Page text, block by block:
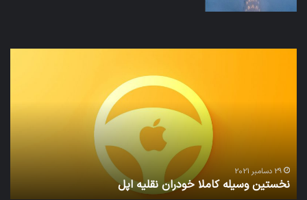
29 دسامبر 2021
نخستین وسیله کاملا خودران نقلیه اپل